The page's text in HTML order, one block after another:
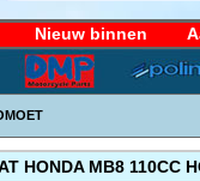
Nieuw binnen
HONDA MB8 110CC